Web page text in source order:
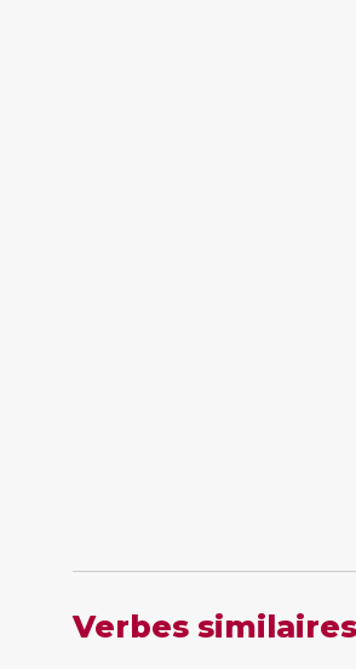
Verbes similaires